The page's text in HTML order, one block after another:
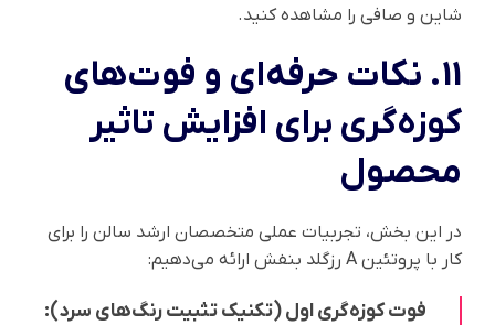
شاین و صافی را مشاهده کنید.
11. نکات حرفه‌ای و فوت‌های
کوزه‌گری برای افزایش تاثیر
محصول
در این بخش، تجربیات عملی متخصصان ارشد سالن را برای
کار با پروتئین A رزگلد بنفش ارائه می‌دهیم:
فوت کوزه‌گری اول (تکنیک تثبیت رنگ‌های سرد):